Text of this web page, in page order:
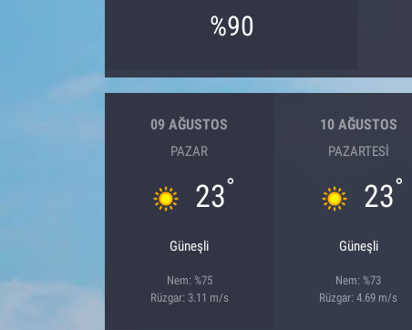
%90
09 AĞUSTOS
PAZAR
23°
Güneşli
Nem: %75
Rüzgar: 3.11 m/s
10 AĞUSTOS
PAZARTESI
23°
Güneşli
Nem: %73
Rüzgar: 4.69 m/s